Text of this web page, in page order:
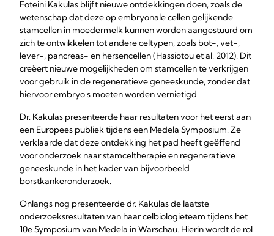
Foteini Kakulas blijft nieuwe ontdekkingen doen, zoals de
wetenschap dat deze op embryonale cellen gelijkende
stamcellen in moedermelk kunnen worden aangestuurd om
zich te ontwikkelen tot andere celtypen, zoals bot-, vet-,
lever-, pancreas- en hersencellen (Hassiotou et al. 2012). Dit
creëert nieuwe mogelijkheden om stamcellen te verkrijgen
voor gebruik in de regeneratieve geneeskunde, zonder dat
hiervoor embryo's moeten worden vernietigd.
Dr. Kakulas presenteerde haar resultaten voor het eerst aan
een Europees publiek tijdens een Medela Symposium. Ze
verklaarde dat deze ontdekking het pad heeft geëffend
voor onderzoek naar stamceltherapie en regeneratieve
geneeskunde in het kader van bijvoorbeeld
borstkankeronderzoek.
Onlangs nog presenteerde dr. Kakulas de laatste
onderzoeksresultaten van haar celbiologieteam tijdens het
10e Symposium van Medela in Warschau. Hierin wordt de rol